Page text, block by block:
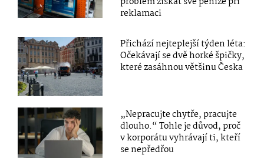
reklamaci
Přichází nejteplejší týden léta:
Očekávají se dvě horké špičky,
které zasáhnou většinu Česka
„Nepracujte chytře, pracujte
dlouho.“ Tohle je důvod, proč
v korporátu vyhrávají ti, kteří
se nepředřou